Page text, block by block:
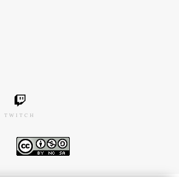
TWITCH